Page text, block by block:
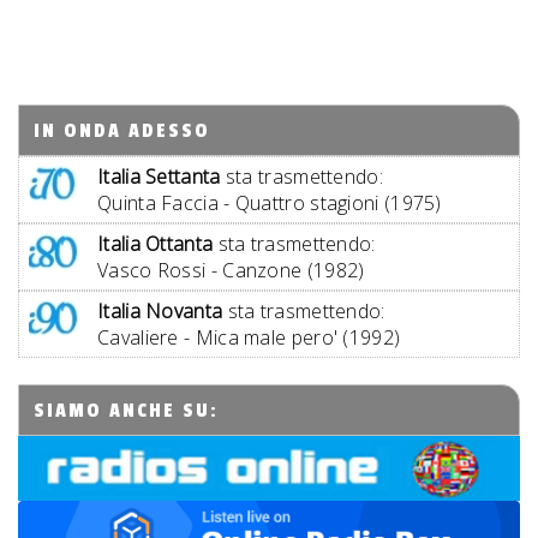
IN ONDA ADESSO
Italia Settanta sta trasmettendo:
Quinta Faccia - Quattro stagioni (1975)
Italia Ottanta sta trasmettendo:
Vasco Rossi - Canzone (1982)
Italia Novanta sta trasmettendo:
Cavaliere - Mica male pero' (1992)
SIAMO ANCHE SU: